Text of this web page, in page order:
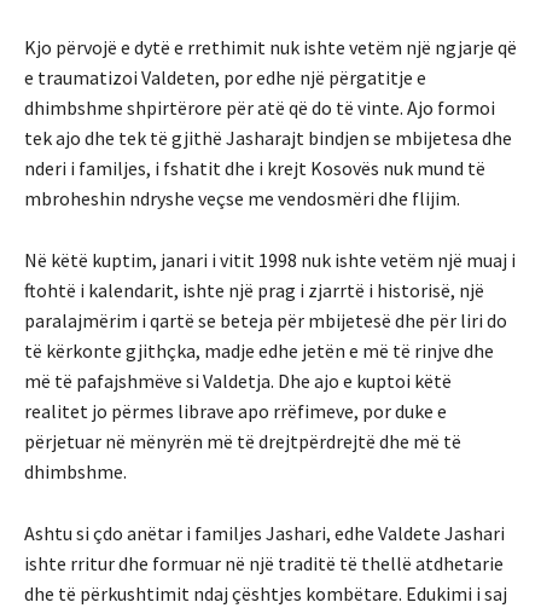
Kjo përvojë e dytë e rrethimit nuk ishte vetëm një ngjarje që
e traumatizoi Valdeten, por edhe një përgatitje e
dhimbshme shpirtërore për atë që do të vinte. Ajo formoi
tek ajo dhe tek të gjithë Jasharajt bindjen se mbijetesa dhe
nderi i familjes, i fshatit dhe i krejt Kosovës nuk mund të
mbroheshin ndryshe veçse me vendosmëri dhe flijim.
Në këtë kuptim, janari i vitit 1998 nuk ishte vetëm një muaj i
ftohtë i kalendarit, ishte një prag i zjarrtë i historisë, një
paralajmërim i qartë se beteja për mbijetesë dhe për liri do
të kërkonte gjithçka, madje edhe jetën e më të rinjve dhe
më të pafajshmëve si Valdetja. Dhe ajo e kuptoi këtë
realitet jo përmes librave apo rrëfimeve, por duke e
përjetuar në mënyrën më të drejtpërdrejtë dhe më të
dhimbshme.
Ashtu si çdo anëtar i familjes Jashari, edhe Valdete Jashari
ishte rritur dhe formuar në një traditë të thellë atdhetarie
dhe të përkushtimit ndaj çështjes kombëtare. Edukimi i saj